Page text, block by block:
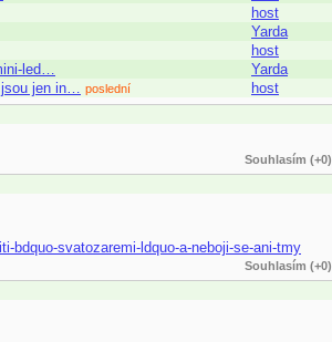
host
Yarda
host
led… Yarda
jen in… poslední host
Souhlasím (+0)
bdquo-svatozaremi-ldquo-a-neboji-se-ani-tmy
Souhlasím (+0)